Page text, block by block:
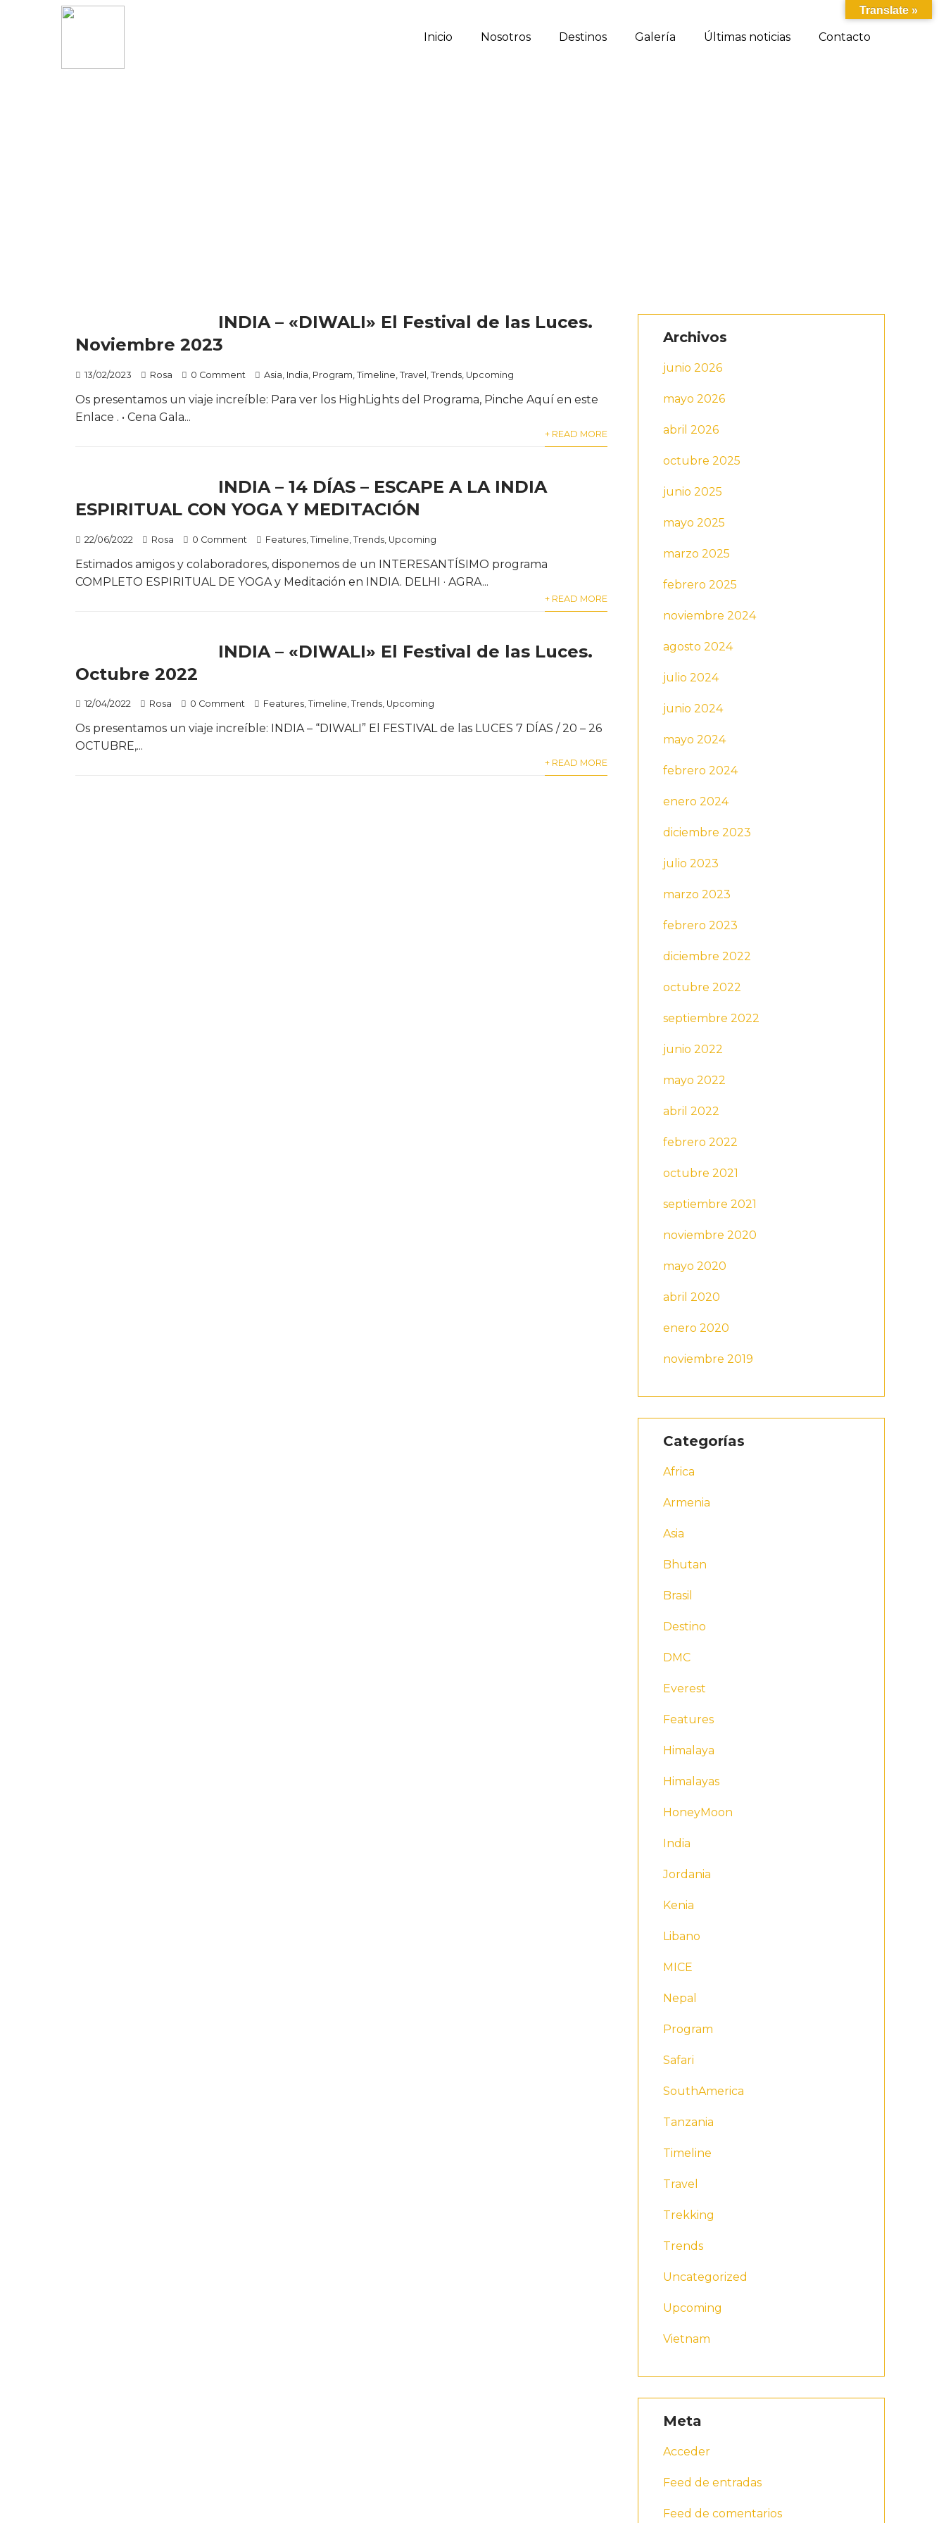
Inicio Nosotros Destinos Galería Últimas noticias Contacto
INDIA – «DIWALI» El Festival de las Luces.
Noviembre 2023
13/02/2023 Rosa 0 Comment Asia India Program Timeline Travel Trends Upcoming
Os presentamos un viaje increíble: Para ver los HighLights del Programa, Pinche Aquí en este
Enlace . • Cena Gala...
+ READ MORE
INDIA – 14 DÍAS – ESCAPE A LA INDIA
ESPIRITUAL CON YOGA Y MEDITACIÓN
22/06/2022 Rosa 0 Comment Features Timeline Trends Upcoming
Estimados amigos y colaboradores, disponemos de un INTERESANTÍSIMO programa
COMPLETO ESPIRITUAL DE YOGA y Meditación en INDIA. DELHI · AGRA...
+ READ MORE
INDIA – «DIWALI» El Festival de las Luces.
Octubre 2022
12/04/2022 Rosa 0 Comment Features, Timeline, Trends, Upcoming
Os presentamos un viaje increíble: INDIA – “DIWALI” El FESTIVAL de las LUCES 7 DÍAS / 20 – 26
OCTUBRE,...
+ READ MORE
Archivos
junio 2026
mayo 2026
abril 2026
octubre 2025
junio 2025
mayo 2025
marzo 2025
febrero 2025
noviembre 2024
agosto 2024
julio 2024
junio 2024
mayo 2024
febrero 2024
enero 2024
diciembre 2023
julio 2023
marzo 2023
febrero 2023
diciembre 2022
octubre 2022
septiembre 2022
junio 2022
mayo 2022
abril 2022
febrero 2022
octubre 2021
septiembre 2021
noviembre 2020
mayo 2020
abril 2020
enero 2020
noviembre 2019
Categorías
Africa
Armenia
Asia
Bhutan
Brasil
Destino
DMC
Everest
Features
Himalaya
Himalayas
HoneyMoon
India
Jordania
Kenia
Libano
MICE
Nepal
Program
Safari
SouthAmerica
Tanzania
Timeline
Travel
Trekking
Trends
Uncategorized
Upcoming
Vietnam
Meta
Acceder
Feed de entradas
Feed de comentarios
Translate »